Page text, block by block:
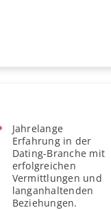
Jahrelange
Erfahrung in der
Dating-Branche mit
erfolgreichen
Vermittlungen und
langanhaltenden
Beziehungen.